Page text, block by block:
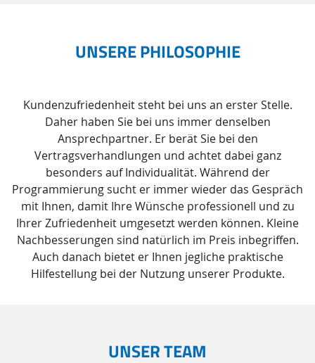
UNSERE PHILOSOPHIE
Kundenzufriedenheit steht bei uns an erster Stelle.
Daher haben Sie bei uns immer denselben
Ansprechpartner. Er berät Sie bei den
Vertragsverhandlungen und achtet dabei ganz
besonders auf Individualität. Während der
Programmierung sucht er immer wieder das Gespräch
mit Ihnen, damit Ihre Wünsche professionell und zu
Ihrer Zufriedenheit umgesetzt werden können. Kleine
Nachbesserungen sind natürlich im Preis inbegriffen.
Auch danach bietet er Ihnen jegliche praktische
Hilfestellung bei der Nutzung unserer Produkte.
UNSER TEAM